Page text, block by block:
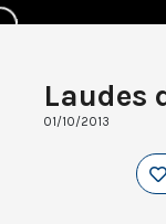
Laudes
01/10/2013